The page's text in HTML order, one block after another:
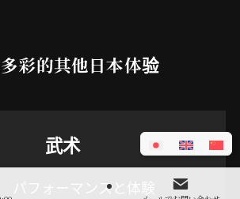
彩的其他日本体验
武术
フォーマンスと体験